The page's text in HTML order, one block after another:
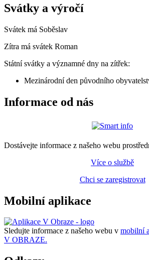
Svátky a výročí
Svátek má Soběslav
Zítra má svátek Roman
Státní svátky a významné dny na zítřek:
Mezinárodní den původního
Informace od nás
Dostávejte informace z našeho webu
Více o službě
Chci se zaregistrovat
Mobilní aplikace
Sledujte informace z našeho webu v mobilní
V OBRAZE.